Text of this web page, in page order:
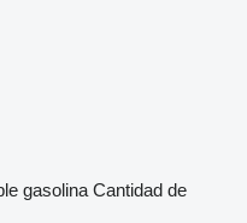
gasolina Cantidad de